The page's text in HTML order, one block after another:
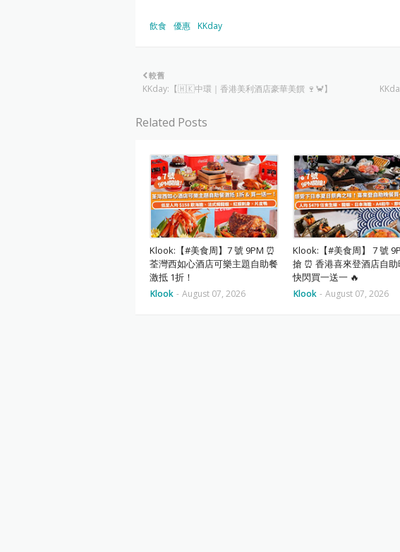
飲食 優惠 KKday
較舊
KKday:【🇭🇰中環｜香港美利酒店豪華美饌 🍷🦀】
Related Posts
Klook:【#美食周】7 號 9PM ⏰
荃灣西如心酒店可樂主題自助餐
激抵 1折！
Klook - August 07, 2026
Klook:【#美食周】 7 號
搶 ⏰ 香港喜來登酒店自助
快閃買一送一 🔥
Klook - August 07, 2026